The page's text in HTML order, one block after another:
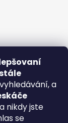
a
a nikdy jste
se